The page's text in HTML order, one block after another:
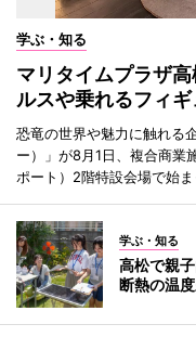
学ぶ・知る
マリタイムプラザ
ルスや乗れるフィギ
恐竜の世界や魅力に触れる
ー）」が8月1日、複合商業
ポート）2階特設会場で始ま
学ぶ・知る
高松で親
断熱の温